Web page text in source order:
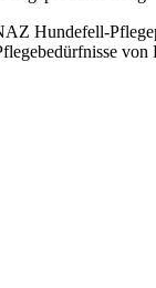
Hundefell-